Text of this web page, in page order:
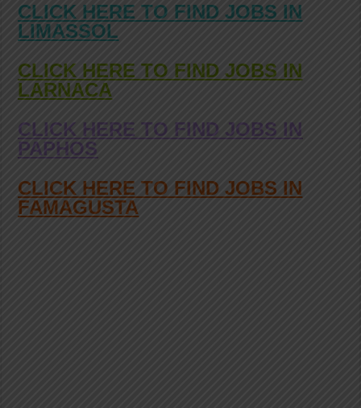
CLICK HERE TO FIND JOBS IN
LIMASSOL
CLICK HERE TO FIND JOBS IN
LARNACA
CLICK HERE TO FIND JOBS IN
PAPHOS
CLICK HERE TO FIND JOBS IN
FAMAGUSTA